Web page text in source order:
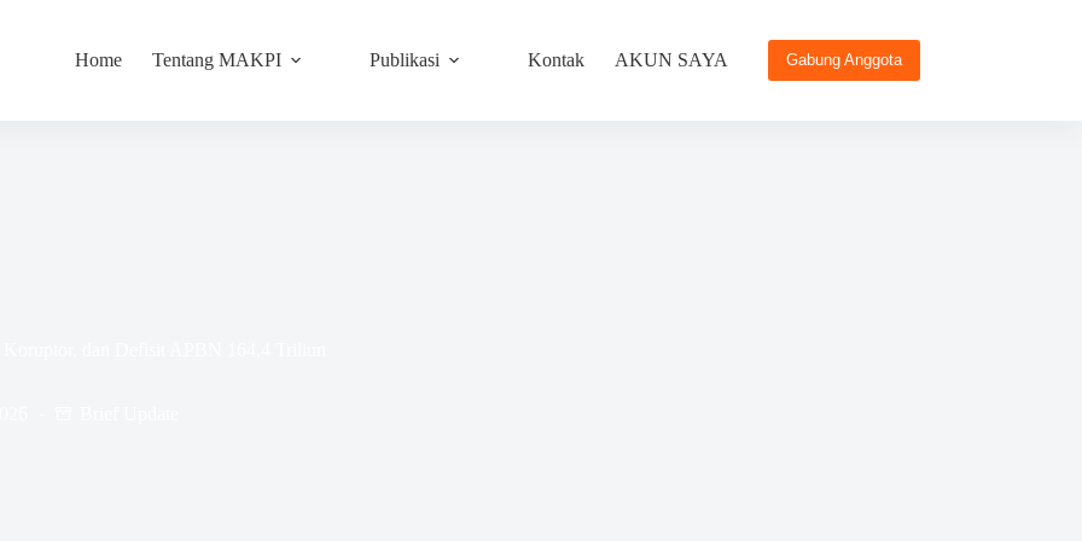
Home Tentang MAKPI Publikasi Kontak AKUN SAYA Gabung Anggota